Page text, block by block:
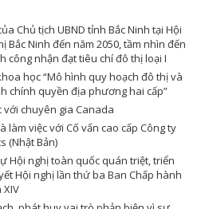
Chủ tịch UBND tỉnh Bắc Ninh tại Hội
Bắc Ninh đến năm 2050, tầm nhìn đến
công nhận đạt tiêu chí đô thị loại I
học “Mô hình quy hoạch đô thị và
chính quyền địa phương hai cấp”
với chuyên gia Canada
làm việc với Cố vấn cao cấp Công ty
(Nhật Bản)
Hội nghị toàn quốc quán triệt, triển
Hội nghị lần thứ ba Ban Chấp hành